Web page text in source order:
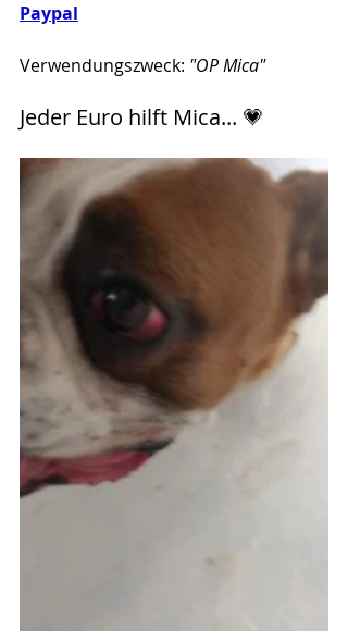
Paypal
Verwendungszweck: "OP Mica"
Jeder Euro hilft Mica... 💗